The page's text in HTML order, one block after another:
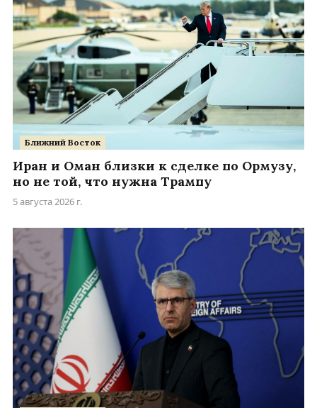
Ближний Восток
Иран и Оман близки к сделке по Ормузу,
но не той, что нужна Трампу
5 августа 2026 г.